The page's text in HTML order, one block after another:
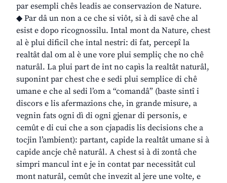
par esempli chês leadis ae conservazion de Nature.
◆ Par dâ un non a ce che si viôt, si à di savê che al
esist e dopo ricognossilu. Intal mont da Nature, chest
al è plui dificil che intal nestri: di fat, percepî la
realtât dal om al è une vore plui sempliç che no chê
naturâl. La plui part de int no capìs la realtât naturâl,
suponint par chest che e sedi plui semplice di chê
umane e che al sedi l’om a “comandâ” (baste sintî i
discors e lis afermazions che, in grande misure, a
vegnin fats ogni dì di ogni gjenar di personis, e
cemût e di cui che a son cjapadis lis decisions che a
tocjin l’ambient): partant, capide la realtât umane si à
capide ancje chê naturâl. A chest si à di zontâ che
simpri mancul int e je in contat par necessitât cul
mont naturâl, cemût che invezit al jere une volte, e